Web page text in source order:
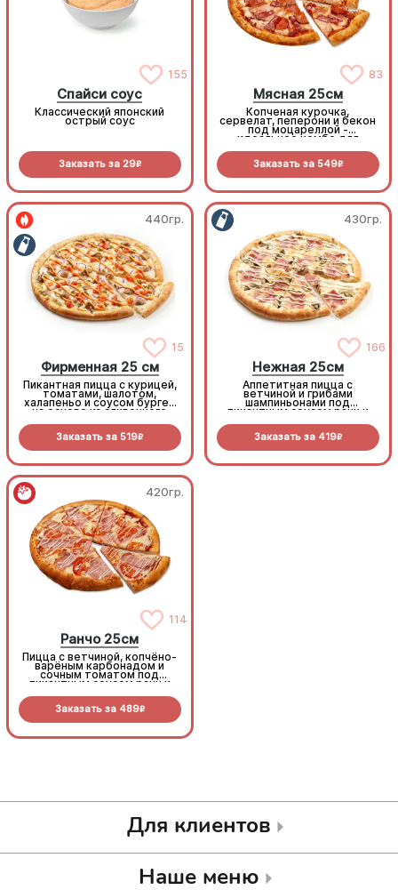
155
Спайси соус
Классический японский
острый соус
Заказать за 29R
83
Мясная 25см
Копченая курочка,
сервелат, пеперони и бекон
под моцареллой -
идеальное комбо для
Заказать за 549R
440гр.
15
Фирменная 25 см
Пикантная пицца с курицей,
томатами, шалотом,
халапеньо и соусом бургер
на основе из сливочного
Заказать за 519R
430гр.
166
Нежная 25см
Аппетитная пицца с
ветчиной и грибами
шампиньонами под
пикантным соусом ранч и
Заказать за 419R
420гр.
114
Ранчо 25см
Пицца с ветчиной, копчёно-
варёным карбонадом и
сочным томатом под
пикантным соусом ранч и
Заказать за 489R
Для клиентов
Наше меню